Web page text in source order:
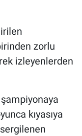
zorlu
izleyenlerden
kıyasıya